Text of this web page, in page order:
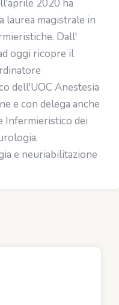
2020 ha
laurea magistrale in
Dall'
oggi ricopre il
dell'UOC Anestesia
e con delega anche
Infermieristico dei
e neuriabilitazione